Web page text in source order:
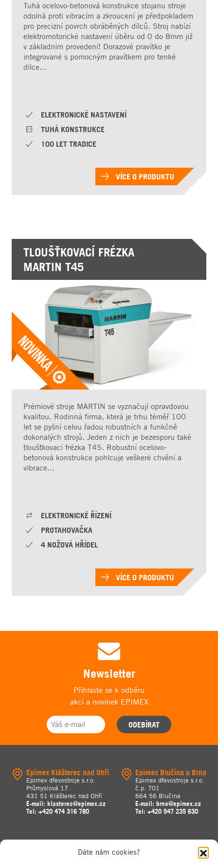
Dáte nám cookies?
Tuhá ocelovo-betonová konstrukce stojanu stroje
odolná proti vibracím a zkroucení je předpokladem
pro precizní povrch obráběných dílců. Stroj nabízí
elektromotorické nastavení úběru od 0 do 8mm již
v základním provedení! Dorazové pravítko je
integrované s pomocným pravítkem pro tenké
dílce...
ELEKTRONICKÉ NASTAVENÍ
TUHÁ KONSTRUKCE
100 LET TRADICE
VÍCE O PRODUKTU
TLOUŠŤKOVACÍ FRÉZKA
MARTIN T45
Prémiové stroje MARTIN se vyznačují opravdovou
kvalitou. Rodinná firma, která je trhu téměř 100
let se pyšní celou řadou robustních a funkčně
dokonalých strojů. Jeden z nich je bezesporu také
tloušťkovací frézka T45. Robustní ocelovo-
betonová konstrukce pohlcuje veškeré chvění a
vibrace...
ELEKTRONICKÉ ŘÍZENÍ
PROTAHOVAČKA
4 NOŽOVÁ HŘÍDEL
VÍCE O PRODUKTU
Newsletter
Přihlaste se k odběru
akcí a novinek EPIMEX
ODEBÍRAT
Epimex Klášterec nad Ohří
Epimex dřevostroje s.r.o.
Průmyslová 17
431 51 Klášterec nad Ohří
E-mail: klasterec@epimex.cz
Tel: +420 474 316 780
Epimex Blučina u Brna
Epimex dřevostroje s.r.o.
č.p. 701
664 56 Blučina
E-mail: brno@epimex.cz
Tel: +420 547 235 630